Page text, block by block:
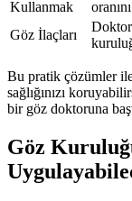
Kullanmak
Göz İlaçları
Bu pratik çözümler
sağlığınızı
bir göz doktoruna
Göz